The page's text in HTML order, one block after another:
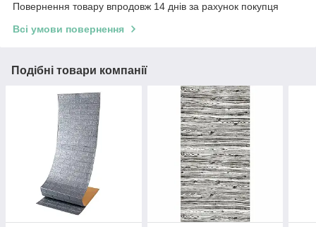
Повернення товару впродовж 14 днів за рахунок покупця
Всі умови повернення
Подібні товари компанії